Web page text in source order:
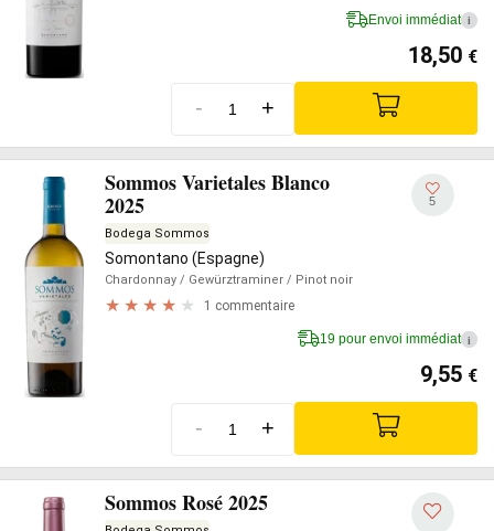
Envoi immédiat i
18,50 €
- +
Sommos Varietales Blanco
2025
Bodega Sommos
Somontano (Espagne)
Chardonnay / Gewürztraminer / Pinot noir
1 commentaire
5
19 pour envoi immédiat i
9,55 €
- +
Sommos Rosé 2025